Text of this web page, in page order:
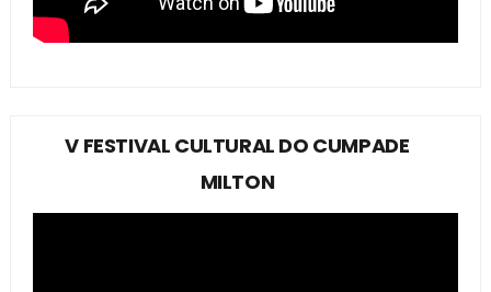
V FESTIVAL CULTURAL DO CUMPADE
MILTON